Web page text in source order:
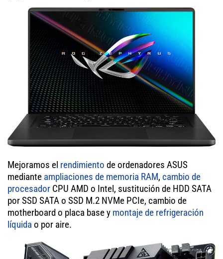
Mejoramos el rendimiento de ordenadores ASUS
mediante ampliaciones de memoria RAM, cambio de
procesador CPU AMD o Intel, sustitución de HDD SATA
por SSD SATA o SSD M.2 NVMe PCIe, cambio de
motherboard o placa base y montaje de refrigeración
líquida o por aire.